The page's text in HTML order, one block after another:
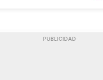
PUBLICIDAD